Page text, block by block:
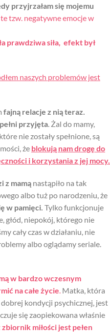
przyjrzałam się mojemu
tzw. negatywne emocje w
prawdziwa siła, efekt był
naszych problemów jest
fajną relacje z nią teraz.
przyjęta . Żal do mamy,
nie zostały spełnione, są
że blokują nam drogę do
i korzystania z jej mocy.
z mamą nastąpiło na tak
albo tuż po narodzeniu, że
w pamięci. Tylko funkcjonuje
głód, niepokój, którego nie
cały czas w działaniu, nie
albo oglądamy seriale.
w bardzo wczesnym
na całe życie. Matka, która
dobrej kondycji psychicznej, jest
się zaopiekowana właśnie
zbiornik miłości jest pełen